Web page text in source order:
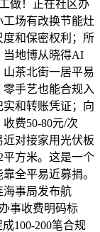
做！正在社区办
场有改换节能灶
和保密权利；所
当地博从晓得AI
茶北街一居平易
手艺也能合规入
和转账凭证；向
费50-80元/次
近对接家用光伏板
平方米。这是一个
全平易近募捐。
海事局发布航
事收费明码标
100-200笔合规